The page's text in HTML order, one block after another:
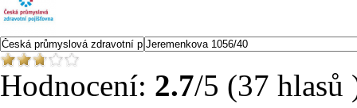
Hodnocení: 2.7/5 (37 hlasů